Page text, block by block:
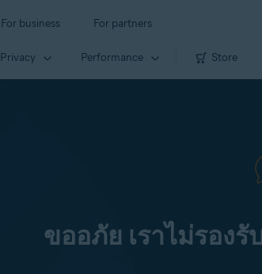
For business For partners
Privacy Performance Store
ขออภัย เราไม่รอง